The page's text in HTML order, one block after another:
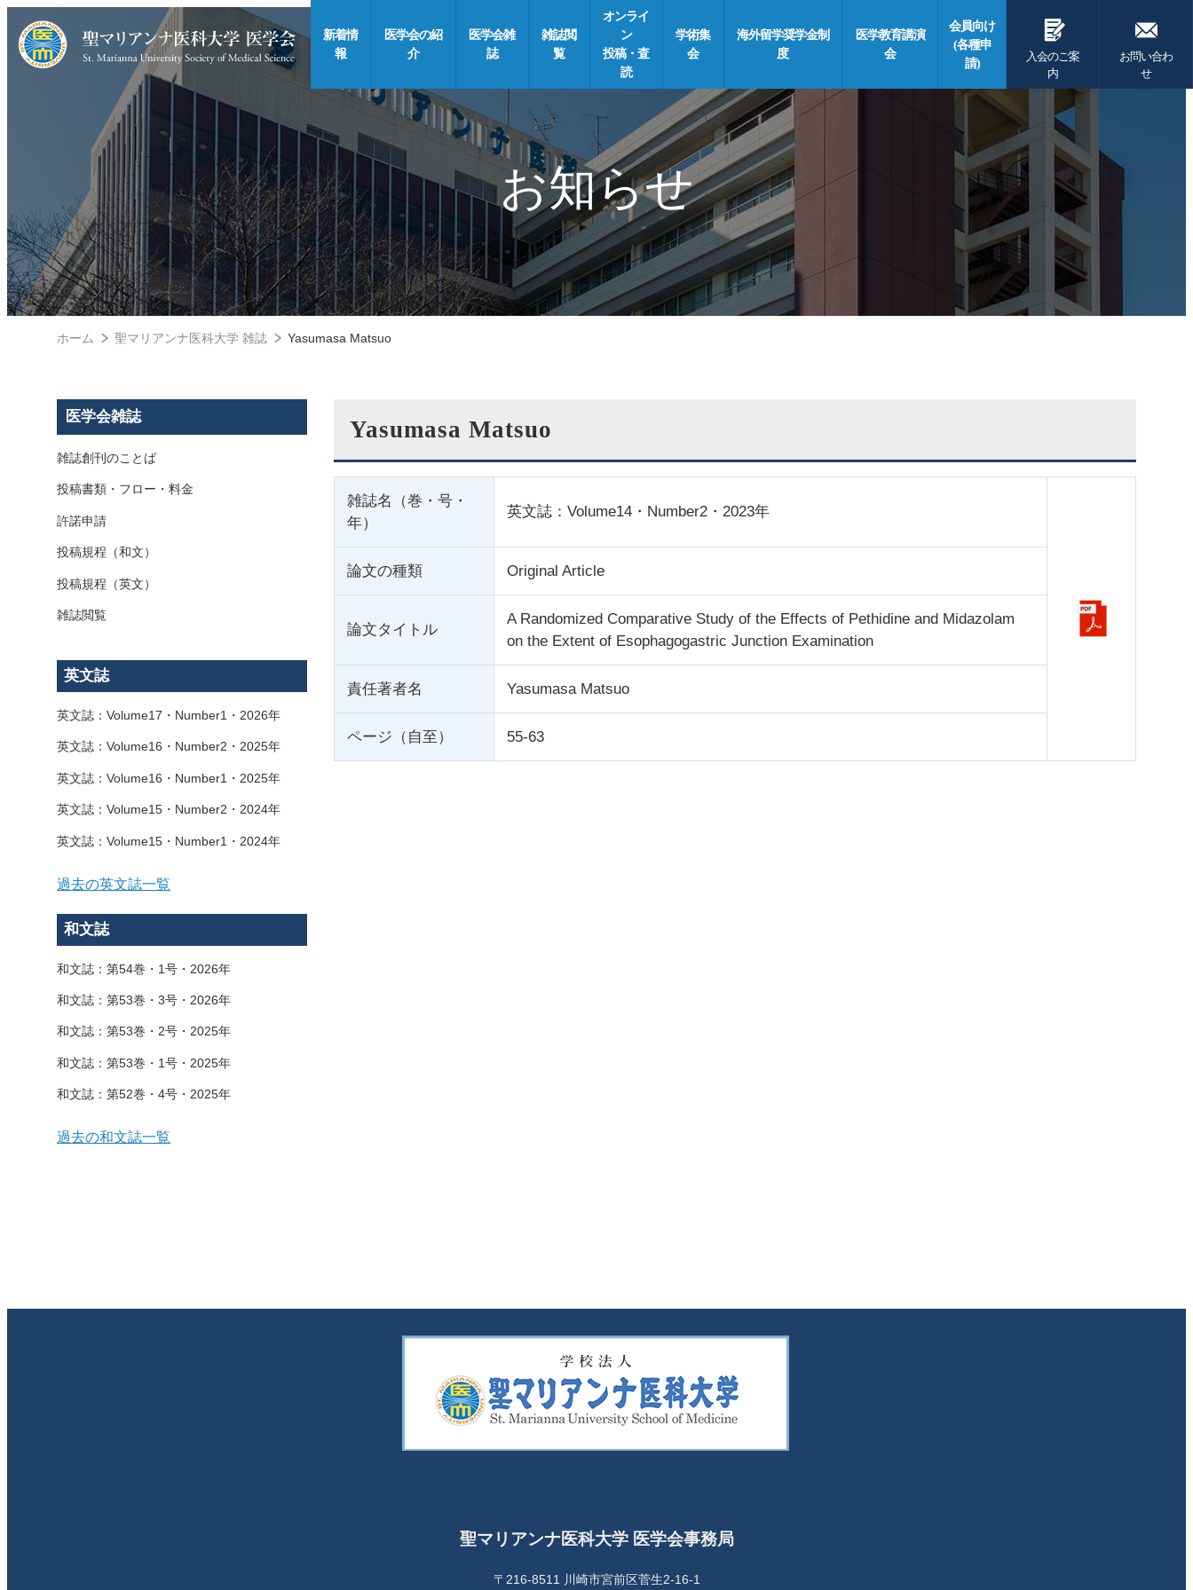
新着情
報
医学会の紹
介
医学会雑
誌
雑誌閲
覧
オンライ
ン
投稿・査
読
学術集
会
海外留学奨学金制
度
医学教育講演
会
会員向け
(各種申
請)
G
入会のご案
内
F
お問い合わ
せ
お知らせ
ホーム 聖マリアンナ医科大学 雑誌 Yasumasa Matsuo
Yasumasa Matsuo
雑誌名（巻・号・
年）
英文誌：Volume14・Number2・2023年
論文の種類 Original Article
論文タイトル
A Randomized Comparative Study of the Effects of Pethidine and Midazolam
on the Extent of Esophagogastric Junction Examination
責任著者名 Yasumasa Matsuo
ページ（自至） 55-63
医学会雑誌
雑誌創刊のことば
投稿書類・フロー・料金
許諾申請
投稿規程（和文）
投稿規程（英文）
雑誌閲覧
英文誌
英文誌：Volume17・Number1・2026年
英文誌：Volume16・Number2・2025年
英文誌：Volume16・Number1・2025年
英文誌：Volume15・Number2・2024年
英文誌：Volume15・Number1・2024年
過去の英文誌一覧
和文誌
和文誌：第54巻・1号・2026年
和文誌：第53巻・3号・2026年
和文誌：第53巻・2号・2025年
和文誌：第53巻・1号・2025年
和文誌：第52巻・4号・2025年
過去の和文誌一覧
聖マリアンナ医科大学 医学会事務局
〒216-8511 川崎市宮前区菅生2-16-1